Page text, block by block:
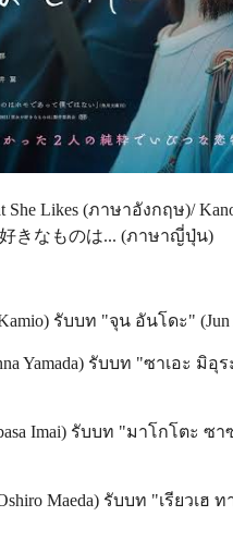
She Likes (ภาษาอังกฤษ)/
好きなものは... (ภาษาญี่ปุ่น)
รับบท "จุน อันโดะ" (Jun
Yamada) รับบท "ซาเอะ มิอุร
Imai) รับบท "มาโกโตะ ซา
Maeda) รับบท "เรียวเฮ